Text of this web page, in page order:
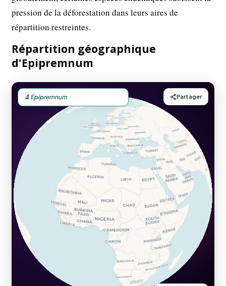
pression de la déforestation dans leurs aires de
répartition restreintes.
Répartition géographique
d'Epipremnum